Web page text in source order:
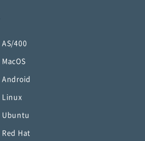
AS/400
MacOS
Android
Linux
Ubuntu
Red Hat